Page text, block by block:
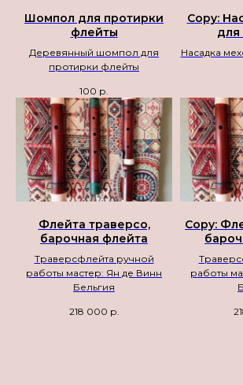
Шомпол для протирки
флейты
Деревянный шомпол для
протирки флейты
100 р.
Copy:
Насадка
Флейта траверсо,
барочная флейта
Траверсфлейта ручной
работы мастер: Ян де Винн
Бельгия
218 000 р.
Copy:
работы